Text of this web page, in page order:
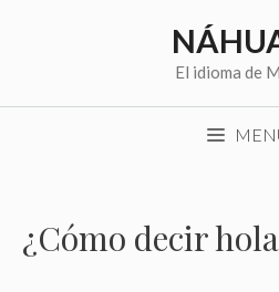
El idioma de
¿Cómo decir